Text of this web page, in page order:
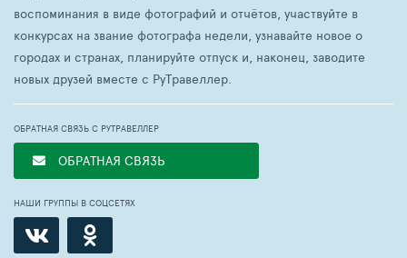
воспоминания в виде фотографий и отчётов, участвуйте в
конкурсах на звание фотографа недели, узнавайте новое о
городах и странах, планируйте отпуск и, наконец, заводите
новых друзей вместе с РуТравеллер.
ОБРАТНАЯ СВЯЗЬ С РУТРАВЕЛЛЕР
ОБРАТНАЯ СВЯЗЬ
НАШИ ГРУППЫ В СОЦСЕТЯХ